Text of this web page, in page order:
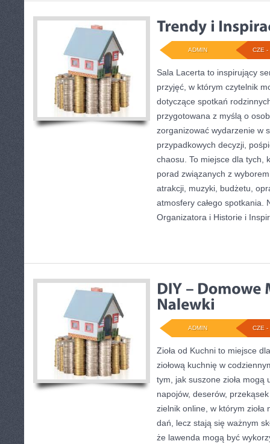
CZE -
ADMIN
Sala Lacerta to inspirujący
przyjęć, w którym czytelnik
dotyczące spotkań
przygotowana z myślą o
zorganizować wydarzenie w
przypadkowych decyzji,
chaosu. To miejsce dla tych,
porad związanych z
atrakcji, muzyki, budżetu,
atmosfery całego spotkania.
Organizatora i Historie i
CZE -
ADMIN
Zioła od Kuchni to miejsce
ziołową kuchnię w
tym, jak suszone zioła mogą
napojów, deserów,
zielnik online, w którym zioła
dań, lecz stają się ważnym
że lawenda mogą być